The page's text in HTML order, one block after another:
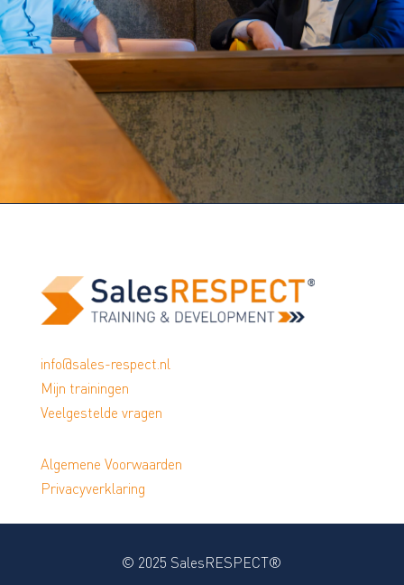
info@sales-respect.nl
Mijn trainingen
Veelgestelde vragen
Algemene Voorwaarden
Privacyverklaring
© 2025 SalesRESPECT®